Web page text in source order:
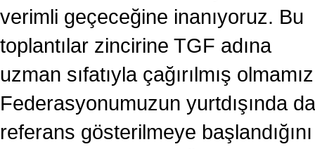
verimli geçeceğine inanıyoruz. Bu
toplantılar zincirine TGF adına
uzman sıfatıyla çağırılmış
Federasyonumuzun yurtdışında da
referans gösterilmeye başlandığını